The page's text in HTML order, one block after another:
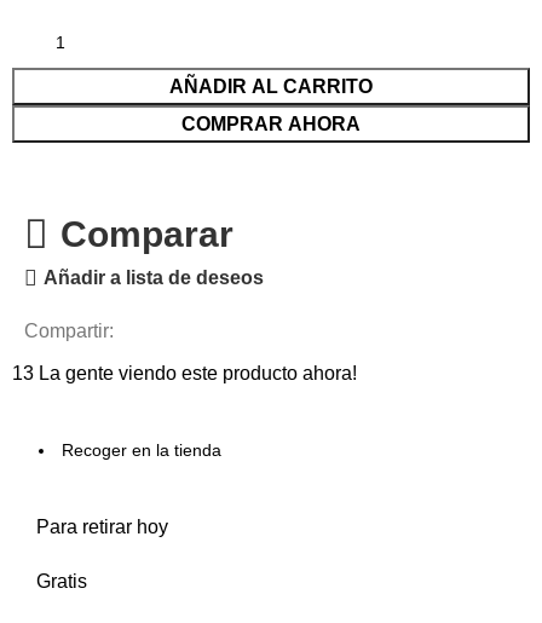
AÑADIR AL CARRITO
COMPRAR AHORA
Comparar
Añadir a lista de deseos
Compartir:
13 La gente viendo este producto ahora!
Recoger en la tienda
Para retirar hoy
Gratis